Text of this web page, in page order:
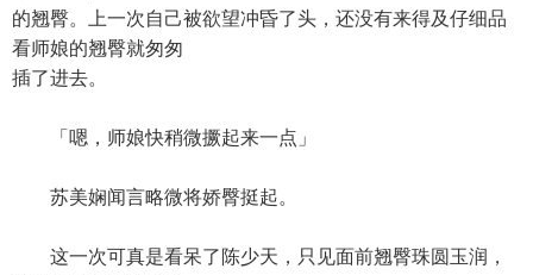
的翘臀。上一次自己被欲望冲昏了头，还没有来得及仔细品
看师娘的翘臀就匆匆
插了进去。
「嗯，师娘快稍微撅起来一点」
苏美娴闻言略微将娇臀挺起。
这一次可真是看呆了陈少天，只见面前翘臀珠圆玉润，